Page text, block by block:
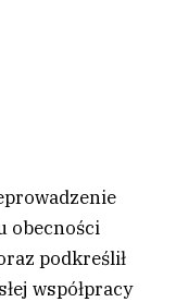
obecności
podkreślił
współpracy